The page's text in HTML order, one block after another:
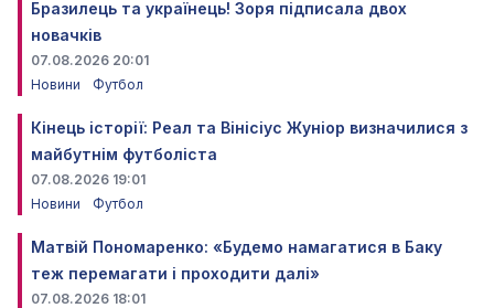
Бразилець та українець! Зоря підписала двох
новачків
07.08.2026 20:01
Новини
Футбол
Кінець історії: Реал та Вінісіус Жуніор визначилися з
майбутнім футболіста
07.08.2026 19:01
Новини
Футбол
Матвій Пономаренко: «Будемо намагатися в Баку
теж перемагати і проходити далі»
07.08.2026 18:01